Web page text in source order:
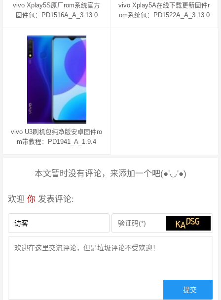
vivo Xplay5S原厂rom系统官方
固件包：PD1516A_A_3.13.0
vivo Xplay5A在线下载更新固件r
om系统包：PD1522A_A_3.13.0
vivo U3刷机包纯净版安卓固件ro
m带教程：PD1941_A_1.9.4
本文暂时没有评论，来添加一个吧(●'◡'●)
欢迎 你 发表评论: